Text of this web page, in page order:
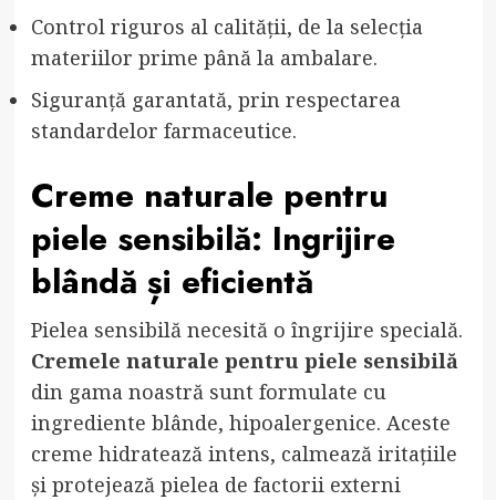
Control riguros al calității, de la selecția
materiilor prime până la ambalare.
Siguranță garantată, prin respectarea
standardelor farmaceutice.
Creme naturale pentru
piele sensibilă: Ingrijire
blândă și eficientă
Pielea sensibilă necesită o îngrijire specială.
Cremele naturale pentru piele sensibilă
din gama noastră sunt formulate cu
ingrediente blânde, hipoalergenice. Aceste
creme hidratează intens, calmează iritațiile
și protejează pielea de factorii externi